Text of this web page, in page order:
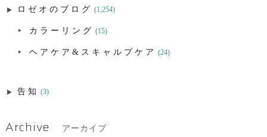
ロゼオのブログ (1,254)
カラーリング (15)
ヘアケア&スキャルプケア (24)
告知 (3)
Archive アーカイブ